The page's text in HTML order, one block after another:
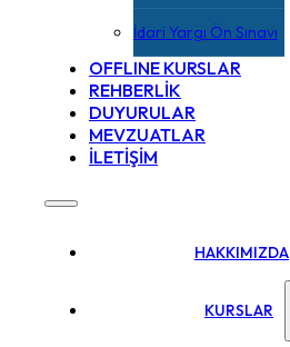
İdari Yargı Ön Sınavı
OFFLINE KURSLAR
REHBERLİK
DUYURULAR
MEVZUATLAR
İLETİŞİM
HAKKIMIZDA
KURSLAR